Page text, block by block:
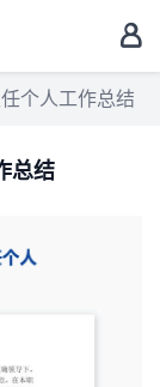
个人工作总结
总结